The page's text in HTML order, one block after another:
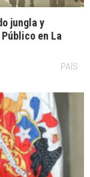
jungla y
en La
PAÍS